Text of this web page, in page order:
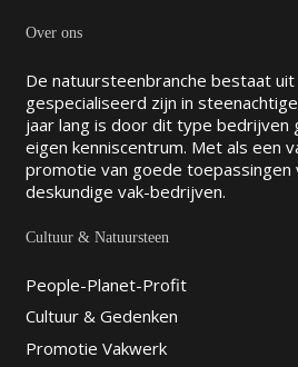
Over ons
De natuursteenbranche bestaat
gespecialiseerd zijn in
jaar lang is door dit type bedrijven
eigen kenniscentrum. Met als een
promotie van goede toepassingen
deskundige vak-bedrijven.
Cultuur & Natuursteen
People-Planet-Profit
Cultuur & Gedenken
Promotie Vakwerk